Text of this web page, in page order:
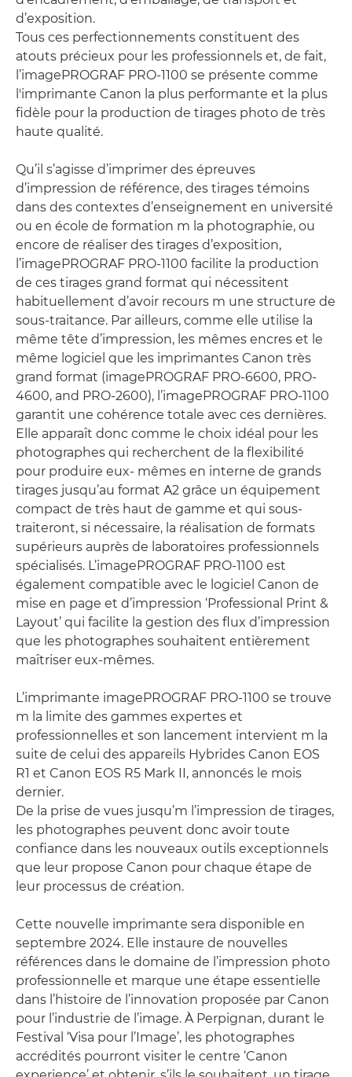
d’exposition.
Tous ces perfectionnements constituent des
atouts précieux pour les professionnels et, de fait,
l’imagePROGRAF PRO-1100 se présente comme
l'imprimante Canon la plus performante et la plus
fidèle pour la production de tirages photo de très
haute qualité.
Qu’il s’agisse d’imprimer des épreuves
d’impression de référence, des tirages témoins
dans des contextes d’enseignement en université
ou en école de formation m la photographie, ou
encore de réaliser des tirages d’exposition,
l’imagePROGRAF PRO-1100 facilite la production
de ces tirages grand format qui nécessitent
habituellement d’avoir recours m une structure de
sous-traitance. Par ailleurs, comme elle utilise la
même tête d’impression, les mêmes encres et le
même logiciel que les imprimantes Canon très
grand format (imagePROGRAF PRO-6600, PRO-
4600, and PRO-2600), l’imagePROGRAF PRO-1100
garantit une cohérence totale avec ces dernières.
Elle apparaît donc comme le choix idéal pour les
photographes qui recherchent de la flexibilité
pour produire eux- mêmes en interne de grands
tirages jusqu’au format A2 grâce un équipement
compact de très haut de gamme et qui sous-
traiteront, si nécessaire, la réalisation de formats
supérieurs auprès de laboratoires professionnels
spécialisés. L’imagePROGRAF PRO-1100 est
également compatible avec le logiciel Canon de
mise en page et d’impression ‘Professional Print &
Layout’ qui facilite la gestion des flux d’impression
que les photographes souhaitent entièrement
maîtriser eux-mêmes.
L’imprimante imagePROGRAF PRO-1100 se trouve
m la limite des gammes expertes et
professionnelles et son lancement intervient m la
suite de celui des appareils Hybrides Canon EOS
R1 et Canon EOS R5 Mark II, annoncés le mois
dernier.
De la prise de vues jusqu’m l’impression de tirages,
les photographes peuvent donc avoir toute
confiance dans les nouveaux outils exceptionnels
que leur propose Canon pour chaque étape de
leur processus de création.
Cette nouvelle imprimante sera disponible en
septembre 2024. Elle instaure de nouvelles
références dans le domaine de l’impression photo
professionnelle et marque une étape essentielle
dans l’histoire de l’innovation proposée par Canon
pour l’industrie de l’image. À Perpignan, durant le
Festival ‘Visa pour l’Image’, les photographes
accrédités pourront visiter le centre ‘Canon